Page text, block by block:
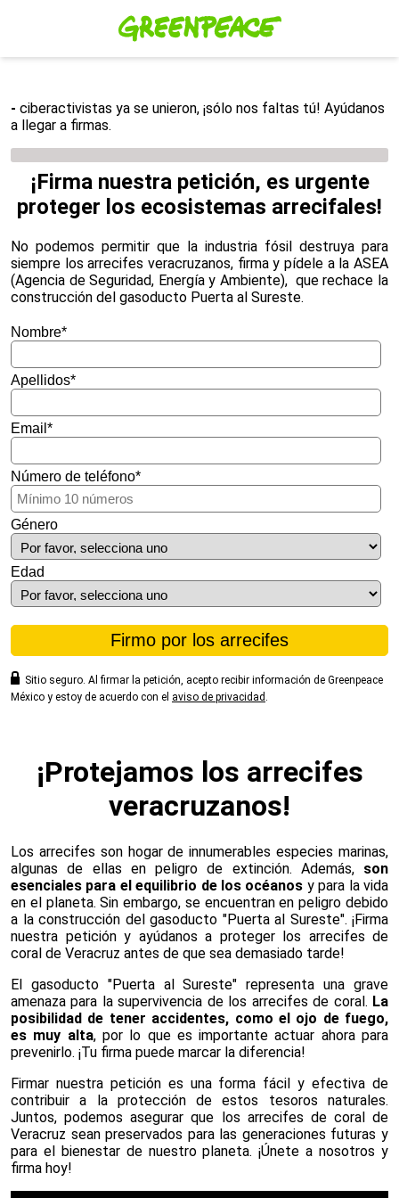
¡Protejamos los arrecifes
veracruzanos!
Los arrecifes son hogar de innumerables especies marinas,
algunas de ellas en peligro de extinción. Además, son
esenciales para el equilibrio de los océanos y para la vida
en el planeta. Sin embargo, se encuentran en peligro debido
a la construcción del gasoducto "Puerta al Sureste". ¡Firma
nuestra petición y ayúdanos a proteger los arrecifes de
coral de Veracruz antes de que sea demasiado tarde!
El gasoducto "Puerta al Sureste" representa una grave
amenaza para la supervivencia de los arrecifes de coral. La
posibilidad de tener accidentes, como el ojo de fuego,
es muy alta, por lo que es importante actuar ahora para
prevenirlo. ¡Tu firma puede marcar la diferencia!
Firmar nuestra petición es una forma fácil y efectiva de
contribuir a la protección de estos tesoros naturales.
Juntos, podemos asegurar que los arrecifes de coral de
Veracruz sean preservados para las generaciones futuras y
para el bienestar de nuestro planeta. ¡Únete a nosotros y
firma hoy!
- ciberactivistas ya se unieron, ¡sólo nos faltas tú! Ayúdanos
a llegar a firmas.
¡Firma nuestra petición, es urgente
proteger los ecosistemas arrecifales!
No podemos permitir que la industria fósil destruya para
siempre los arrecifes veracruzanos, firma y pídele a la ASEA
(Agencia de Seguridad, Energía y Ambiente), que rechace la
construcción del gasoducto Puerta al Sureste.
Nombre*
Apellidos*
Email *
Número de teléfono*
Género
Edad
Sitio seguro. Al firmar la petición, acepto recibir información de Greenpeace
México y estoy de acuerdo con el aviso de privacidad .